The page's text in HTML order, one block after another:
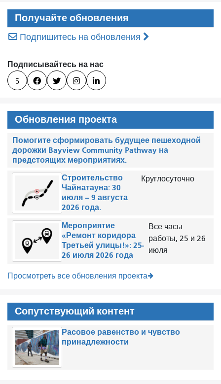
Получайте обновления
Подпишитесь на обновления
Подписывайтесь на нас
5    
Обновления проекта
Помогите сформировать будущее пешеходной
дорожки Bayview Community Pathway на
предстоящих мероприятиях.
Строительство
Чайнатауна: 30
июля – 9 августа
2026 года.
Круглосуточно
Мероприятие
«Ремонт коридора
Третьей улицы!»: 25-
26 июля 2026 года
Все часы
работы, 25 и 26
июля
Просмотреть все обновления проекта
Сопутствующий контент
Расовое равенство и чувство
принадлежности